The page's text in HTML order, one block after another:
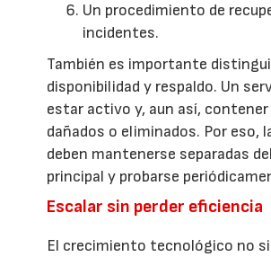
Un procedimiento de
incidentes.
También es importante
disponibilidad y respaldo. Un
estar activo y, aun así,
dañados o eliminados. Por eso,
deben mantenerse separadas
principal y probarse
Escalar sin perder eficiencia
El crecimiento tecnológico no